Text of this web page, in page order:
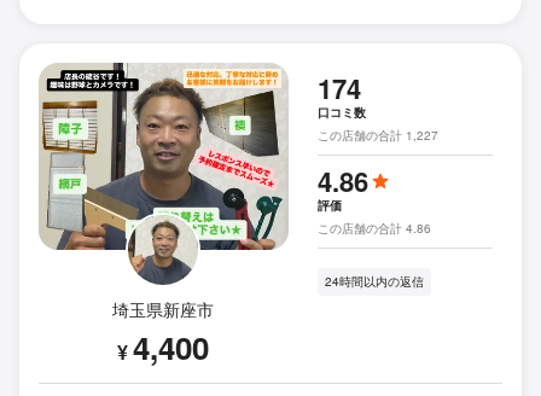
埼玉県新座市
¥4,400
174
口コミ数
この店舗の合計 1,227
4.86
評価
この店舗の合計 4.86
24時間以内の返信